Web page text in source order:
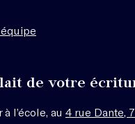
de votre
l’école, au 4 rue Dante,